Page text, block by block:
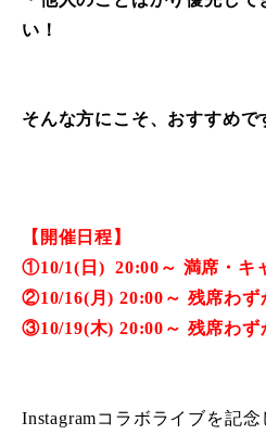
い！
そんな方にこそ、おすすめで
【開催日程】
①10/1(日) 20:00～ 満席・キ
②10/16(月) 20:00～ 残席わず
③10/19(木) 20:00～ 残席わず
Instagramコラボライブを記念